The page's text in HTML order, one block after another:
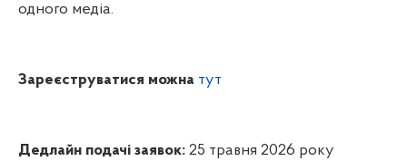
одного медіа.
Зареєструватися можна тут
Дедлайн подачі заявок: 25 травня 2026 року